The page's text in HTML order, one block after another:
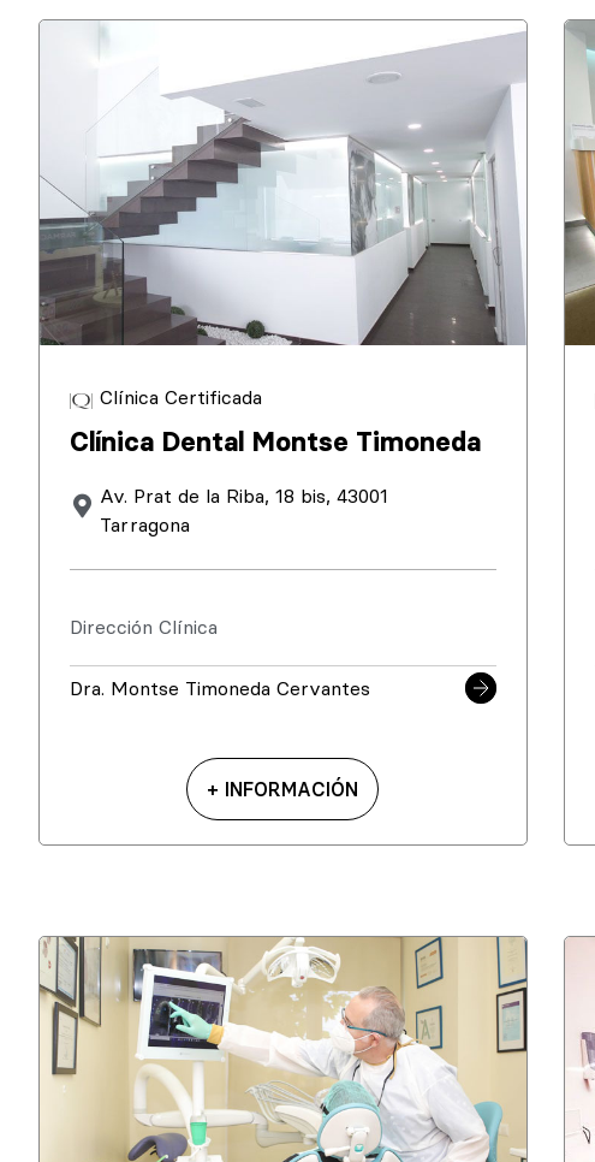
Clínica Certificada
Clínica Dental Montse Timoneda
Av. Prat de la Riba, 18 bis, 43001
Tarragona
Dirección Clínica
Dra. Montse Timoneda Cervantes
+ INFORMACIÓN